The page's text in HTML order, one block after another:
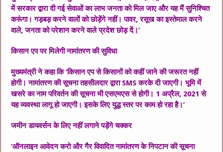
में सरकार द्वारा दी गई सेवाओं का लाभ जनता को मिल जाए और यह मैं सुनिश्चित
करूंगा। गड़बड़ करने वालों को छोड़ेंगे नहीं। पावर, रसूख का इस्तेमाल करने
वाले, जनता को परेशान करने वाले प्रदेश छोड़ दें।’
किसान एप पर मिलेगी नामांतरण की सुविधा
मुख्यमंत्री ने कहा कि ‘किसान एप से किसानों को कहीं जाने की जरूरत नहीं
होगी। नामांतरण की सूचना तहसीलदार द्वारा SMS करके दी जाएगी। भूमि में
खसरे का नाम परिवर्तन की सूचना भी एसएमएस से होगी। 1 अप्रैल, 2021 से
यह व्यवस्था लागू हो जाएगी। इसके लिए युद्ध स्तर पर काम हो रहा है।’
जमीन डायवर्सन के लिए नहीं लगाने पड़ेंगे चक्कर
‘ऑनलाइन आवेदन करो और गैर विवादित नामांतरण के निपटान की सूचना